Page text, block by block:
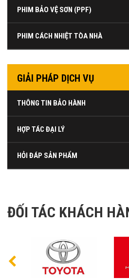
PHIM BẢO VỆ SƠN (PPF)
PHIM CÁCH NHIỆT TÒA NHÀ
GIẢI PHÁP DỊCH VỤ
THÔNG TIN BẢO HÀNH
HỢP TÁC ĐẠI LÝ
HỎI ĐÁP SẢN PHẨM
ĐỐI TÁC KHÁCH